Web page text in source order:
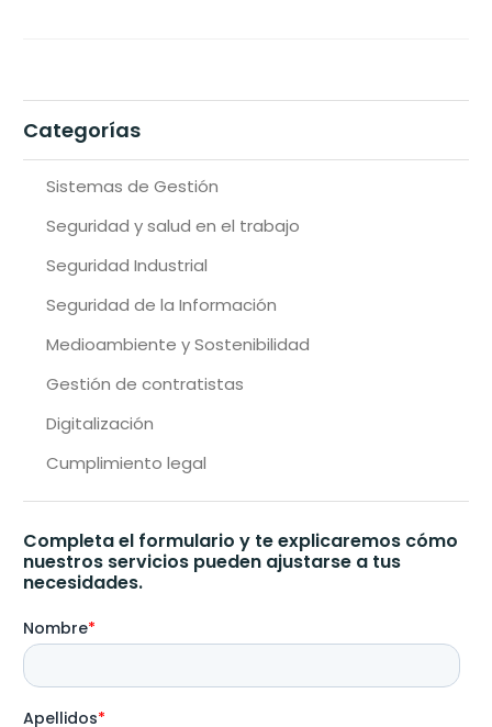
Categorías
Sistemas de Gestión
Seguridad y salud en el trabajo
Seguridad Industrial
Seguridad de la Información
Medioambiente y Sostenibilidad
Gestión de contratistas
Digitalización
Cumplimiento legal
Completa el formulario y te explicaremos cómo
nuestros servicios pueden ajustarse a tus
necesidades.